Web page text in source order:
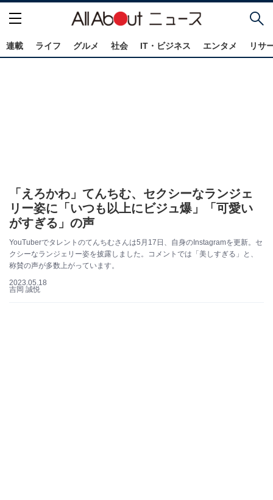
連載 ライフ グルメ 社会 IT・ビジネス エンタメ リサ
「えろかわ」てんちむ、セクシーなランジェ
リー姿に「いつも以上にビジュ爆」「可愛い
がすぎる」の声
YouTuberでタレントのてんちむさんは5月17日、自身のInstagramを更新。セ
クシーなランジェリー姿を披露しました。コメントでは「美しすぎる」と、
称賛の声が多数上がっています。
2023.05.18
吉岡 誠悦